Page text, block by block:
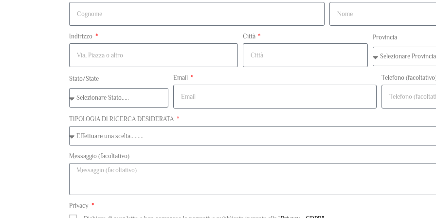
Indirizzo Città Provincia
Stato/State Email Telefono
TIPOLOGIA DI RICERCA DESIDERATA
Messaggio (facoltativo)
Privacy